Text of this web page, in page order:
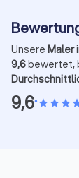
Unsere Maler
9,6bewertet,
9,6•starstarstar